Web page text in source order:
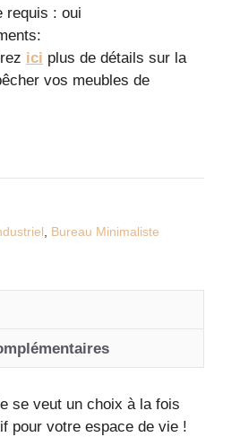
requis : oui
ici plus de détails sur la
vos meubles de
, Bureau Minimaliste
se veut un choix à la fois
pour votre espace de vie !